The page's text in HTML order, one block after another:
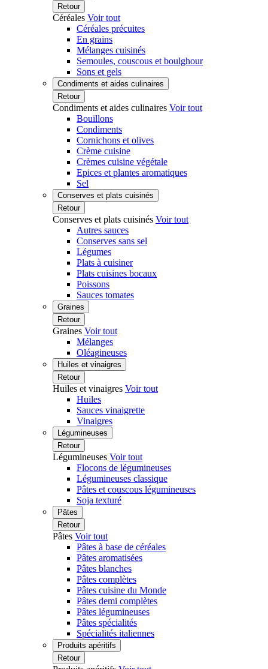
Retour
Céréales Voir tout
Céréales précuites
En grains
Mélanges cuisinés
Semoules, couscous et boulghour
Sons et gels
Condiments et aides culinaires
Retour
Condiments et aides culinaires Voir tout
Bouillons
Condiments
Cornichons et olives
Crème cuisine
Crèmes cuisine végétale
Epices et plantes aromatiques
Sel
Conserves et plats cuisinés
Retour
Conserves et plats cuisinés Voir tout
Autres sauces
Conserves sans sel
Légumes
Plats à cuisiner
Plats cuisines bocaux
Poissons
Sauces tomates
Graines
Retour
Graines Voir tout
Mélanges
Oléagineuses
Huiles et vinaigres
Retour
Huiles et vinaigres Voir tout
Huiles
Sauces vinaigrette
Vinaigres
Légumineuses
Retour
Légumineuses Voir tout
Flocons de légumineuses
Légumineuses classique
Pâtes et couscous légumineuses
Soja texturé
Pâtes
Retour
Pâtes Voir tout
Pâtes à base de céréales
Pâtes aromatisées
Pâtes blanches
Pâtes complètes
Pâtes cuisine du Monde
Pâtes demi complètes
Pâtes légumineuses
Pâtes spécialités
Spécialités italiennes
Produits apéritifs
Retour